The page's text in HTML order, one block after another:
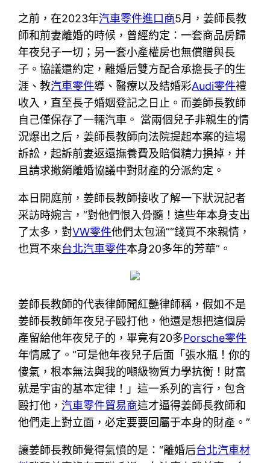
之前，在2023年汽車零件進口商5月，姜師長教
師和前妻離婚的時候，曾經約定：一套商品房歸
年夜兒子一切；另一套小產權房也無償贈與長
子。協議還約定，離婚后雙方配合承擔長子的生
涯、教汽車零件導、醫療以及結婚彩Audi零件禮
收入，直至長子婚姻登記之日止。而姜師長教師
自己僅保存了一輛汽車。 當兩個兒子非親生的情
況爆出之后，姜師長教師向法院提起本案的這場
訴訟，起訴前妻返還撫養費及賠償精力損掉，并
且請求撤銷離婚協議中對財產的分派約定。
本日開庭前，姜師長教師接收了解一下狀況記者
采訪時婉言，“對他們恨入骨髓！這些年本身支出
了太多，對VW零件他們太包涵”“錢買不來親情，
也買不來台北汽車零件本身20多年的芳華”。
姜師長教師的代表律師聞紅艷律師稱，假如不是
姜師長教師年夜兒子毆打他，他還是想把這個房
產留給他年夜兒子的，畢竟有20多Porsche零件
年情感了。“可是他年夜兒子后面「張水瓶！你的
傻氣，根本無法與我的噸級物質力學抗衡！財富
就是宇宙的基本定律！」這一系列的言行，包含
毆打他，汽車零件貿易商這才逼得姜師長教師和
他們走上對立面，必定要要回屬于本身的財產。”
讓姜師長教師覺得氣憤的是：“離婚后台北汽車材